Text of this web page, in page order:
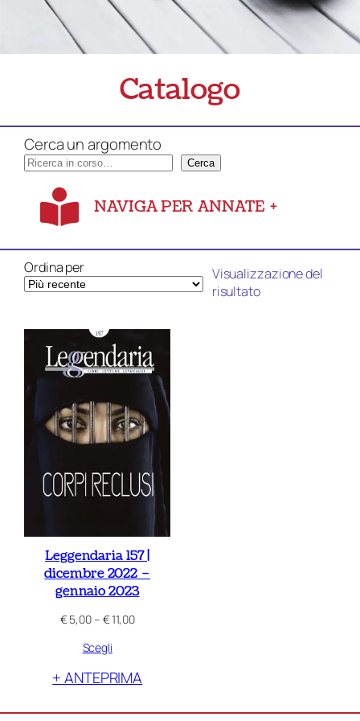
Catalogo
Cerca un argomento
Cerca
NAVIGA PER ANNATE +
Ordina per
Visualizzazione del
risultato
Leggendaria 157 |
dicembre 2022 –
gennaio 2023
€5,00– €11,00Fascia
€ 5,00
€ 11,00
Scegli
+ ANTEPRIMA